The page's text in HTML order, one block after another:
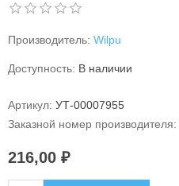
Производитель: Wilpu
Доступность: В наличии
Артикул: УТ-00007955
Заказной номер производителя:
216,00 ₽